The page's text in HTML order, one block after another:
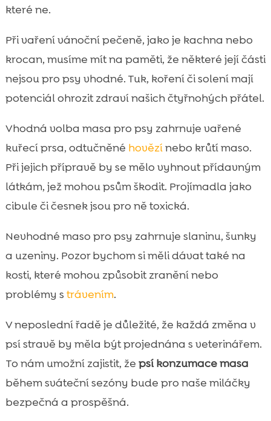
které ne.
Při vaření vánoční pečeně, jako je kachna nebo
krocan, musíme mít na paměti, že některé její části
nejsou pro psy vhodné. Tuk, koření či solení mají
potenciál ohrozit zdraví našich čtyřnohých přátel.
Vhodná volba masa pro psy zahrnuje vařené
kuřecí prsa, odtučněné hovězínebo krůtí maso.
Při jejich přípravě by se mělo vyhnout přídavným
látkám, jež mohou psům škodit. Projímadla jako
cibule či česnek jsou pro ně toxická.
Nevhodné maso pro psy zahrnuje slaninu, šunky
a uzeniny. Pozor bychom si měli dávat také na
kosti, které mohou způsobit zranění nebo
problémy s trávením.
V neposlední řadě je důležité, že každá změna v
psí stravě by měla být projednána s veterinářem.
To nám umožní zajistit, že psí konzumace masa
během sváteční sezóny bude pro naše miláčky
bezpečná a prospěšná.